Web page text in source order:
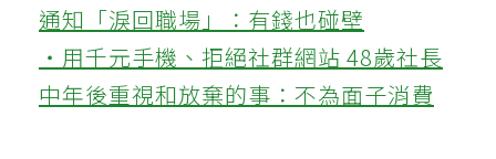
通知「淚回職場」：有錢也碰壁
‧用千元手機、拒絕社群網站 48歲社長
中年後重視和放棄的事：不為面子消費